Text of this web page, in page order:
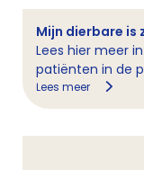
Mijn dierbare is
Lees hier meer
patiënten in de
Lees meer